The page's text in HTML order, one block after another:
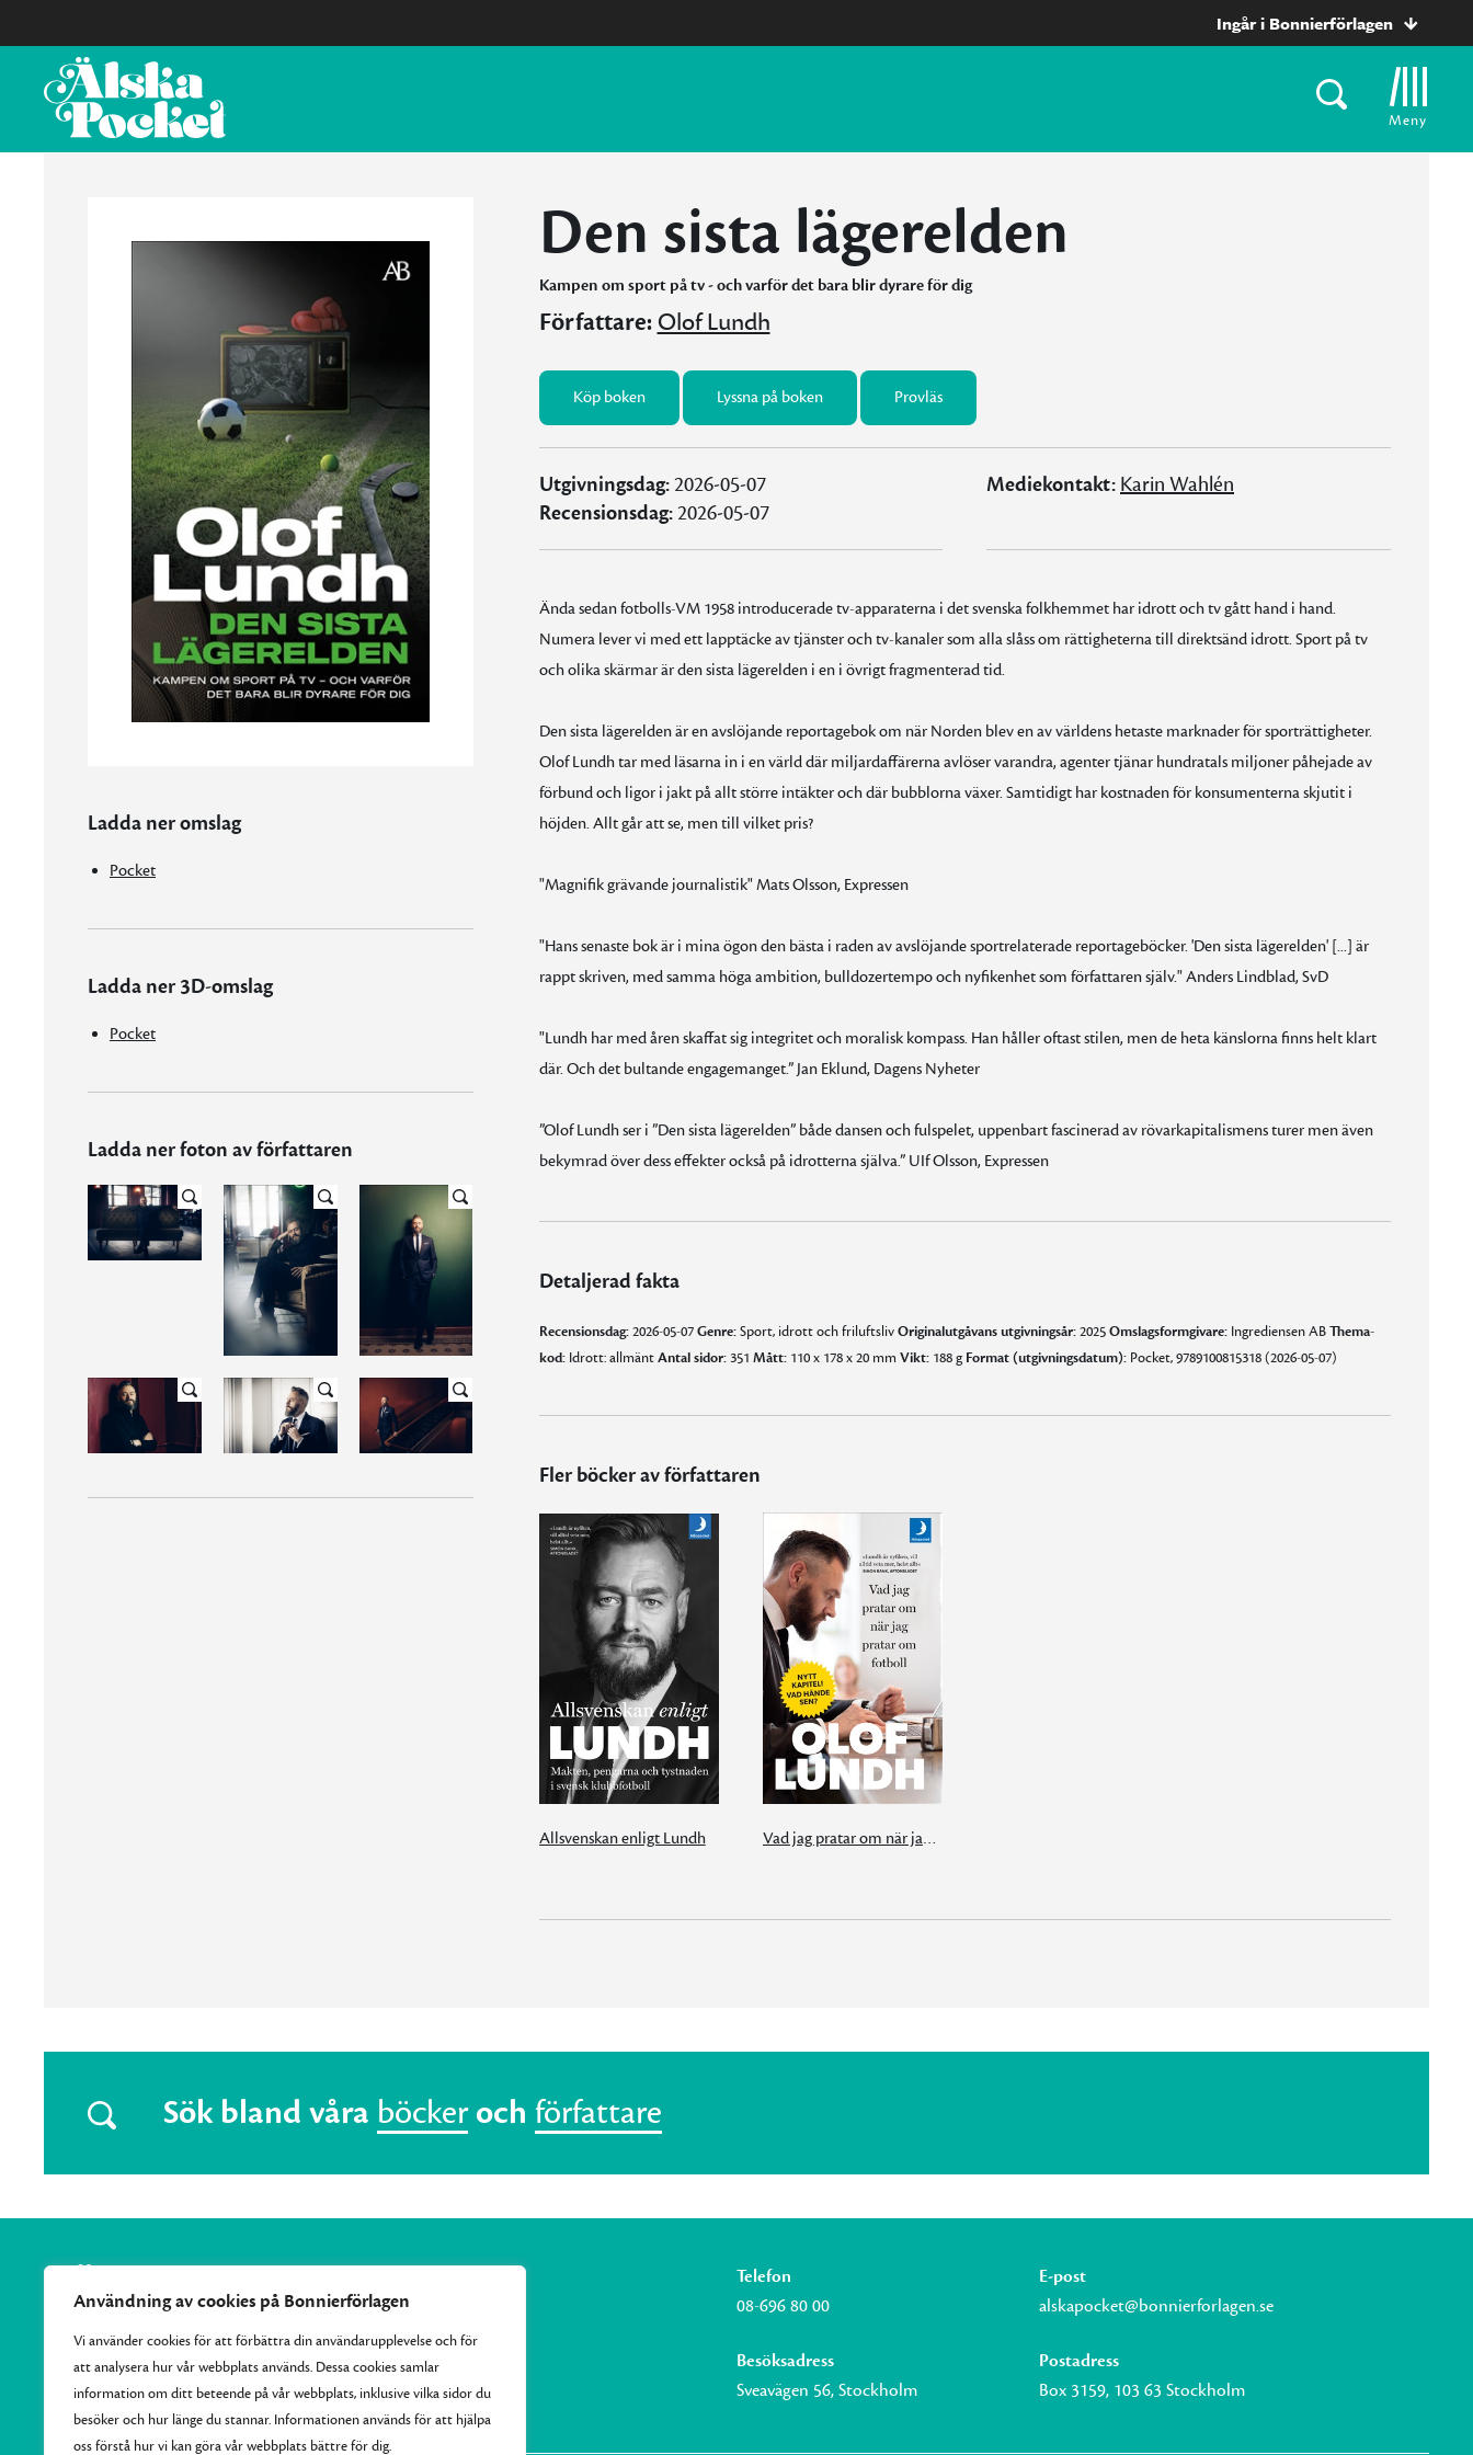
Användning av cookies på Bonnierförlagen
Vi använder cookies för att förbättra din användarupplevelse och för
att analysera hur vår webbplats används. Dessa cookies samlar
information om ditt beteende på vår webbplats, inklusive vilka sidor du
besöker och hur länge du stannar. Informationen används för att hjälpa
oss förstå hur vi kan göra vår webbplats bättre för dig.
Ingår i Bonnierförlagen
Meny
Ladda ner omslag
Pocket
Ladda ner 3D-omslag
Pocket
Ladda ner foton av författaren
Den sista lägerelden
Kampen om sport på tv - och varför det bara blir dyrare för dig
Författare: Olof Lundh
Köp boken Lyssna på boken Provläs
Utgivningsdag:2026-05-07
Recensionsdag:2026-05-07
Mediekontakt: Karin Wahlén
Ända sedan fotbolls-VM 1958 introducerade tv-apparaterna i det svenska folkhemmet har idrott och tv gått hand i hand.
Numera lever vi med ett lapptäcke av tjänster och tv-kanaler som alla slåss om rättigheterna till direktsänd idrott. Sport på tv
och olika skärmar är den sista lägerelden i en i övrigt fragmenterad tid.
Den sista lägerelden är en avslöjande reportagebok om när Norden blev en av världens hetaste marknader för sporträttigheter.
Olof Lundh tar med läsarna in i en värld där miljardaffärerna avlöser varandra, agenter tjänar hundratals miljoner påhejade av
förbund och ligor i jakt på allt större intäkter och där bubblorna växer. Samtidigt har kostnaden för konsumenterna skjutit i
höjden. Allt går att se, men till vilket pris?
"Magnifik grävande journalistik" Mats Olsson, Expressen
"Hans senaste bok är i mina ögon den bästa i raden av avslöjande sportrelaterade reportageböcker. 'Den sista lägerelden' [...] är
rappt skriven, med samma höga ambition, bulldozertempo och nyfikenhet som författaren själv." Anders Lindblad, SvD
"Lundh har med åren skaffat sig integritet och moralisk kompass. Han håller oftast stilen, men de heta känslorna finns helt klart
där. Och det bultande engagemanget.” Jan Eklund, Dagens Nyheter
”Olof Lundh ser i ”Den sista lägerelden” både dansen och fulspelet, uppenbart fascinerad av rövarkapitalismens turer men även
bekymrad över dess effekter också på idrotterna själva.” UIf Olsson, Expressen
Detaljerad fakta
Recensionsdag:2026-05-07Genre:Sport, idrott och friluftslivOriginalutgåvans utgivningsår:2025Omslagsformgivare:Ingrediensen ABThema-
kod:Idrott: allmäntAntal sidor:351 Mått:110 x 178 x 20 mmVikt:188 g Format (utgivningsdatum):Pocket, 9789100815318 (2026-05-07)
Fler böcker av författaren
Allsvenskan enligt Lundh Vad jag pratar om när jag pratar om fotboll
Sök bland våra böcker och författare
Vi samlar Bonnierförlagens pocketutgivning och ger varje
månad ut 10–15 nya efterlängtade titlar.
Telefon
08-696 80 00
E-post
alskapocket@bonnierforlagen.se
Besöksadress
Sveavägen 56, Stockholm
Postadress
Box 3159, 103 63 Stockholm